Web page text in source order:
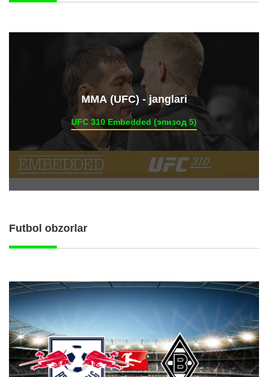
ММА (UFC) - janglari
UFC 310 Embedded (эпизод 5)
Futbol obzorlar